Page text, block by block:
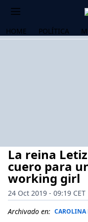
HOME POLÍTICA
La reina
cuero para
working girl
24 Oct 2019 - 09:19 CET
Archivado en: CAROLINA